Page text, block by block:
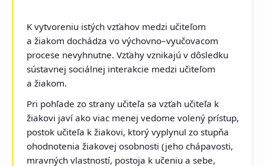
K vytvoreniu istých vzťahov medzi učiteľom
a žiakom dochádza vo výchovno–vyučovacom
procese nevyhnutne. Vzťahy vznikajú v dôsledku
sústavnej sociálnej interakcie medzi učiteľom
a žiakom.
Pri pohľade zo strany učiteľa sa vzťah učiteľa k
žiakovi javí ako viac menej vedome volený prístup,
postok učiteľa k žiakovi, ktorý vyplynul zo stupňa
ohodnotenia žiakovej osobnosti (jeho chápavosti,
mravných vlastností, postoja k učeniu a sebe,